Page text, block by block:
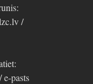
/
pasts